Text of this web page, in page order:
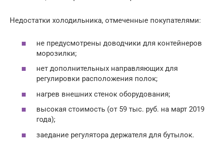
Недостатки холодильника, отмеченные покупателями:
не предусмотрены доводчики для контейнеров
морозилки;
нет дополнительных направляющих для
регулировки расположения полок;
нагрев внешних стенок оборудования;
высокая стоимость (от 59 тыс. руб. на март 2019
года);
заедание регулятора держателя для бутылок.